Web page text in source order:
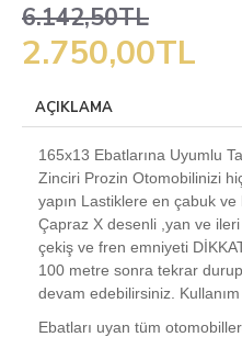
2.750,00TL
6.142,50TL
AÇIKLAMA
165x13 Ebatlarına Uyumlu
Zinciri Prozin Otomobilinizi
yapın Lastiklere en çabuk ve
Çapraz X desenli ,yan ve
çekiş ve fren emniyeti
100 metre sonra tekrar
devam edebilirsiniz. Kullanım
Ebatları uyan tüm